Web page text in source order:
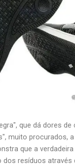
que dá dores de
muito procurados,
que a
dos resíduos através